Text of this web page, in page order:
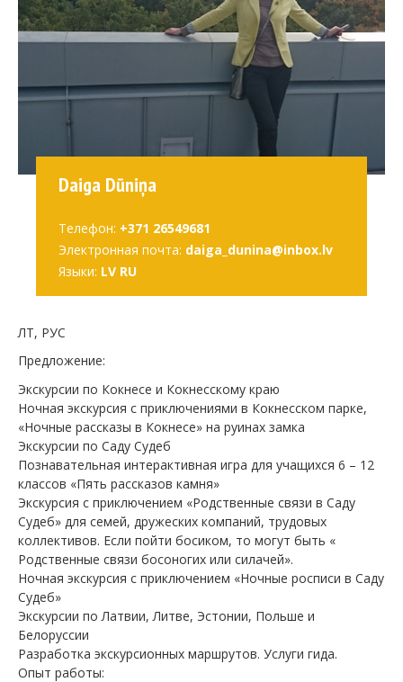
Daiga Dūniņa
Телефон: +371 26549681
Электронная почта: daiga_dunina@inbox.lv
Языки: LV RU
ЛТ, РУС
Предложение:
Экскурсии по Кокнесе и Кокнесскому краю
Ночная экскурсия с приключениями в Кокнесском парке,
«Ночные рассказы в Кокнесе» на руинах замка
Экскурсии по Саду Судеб
Познавательная интерактивная игра для учащихся 6 – 12
классов «Пять рассказов камня»
Экскурсия с приключением «Родственные связи в Саду
Судеб» для семей, дружеских компаний, трудовых
коллективов. Если пойти босиком, то могут быть «
Родственные связи босоногих или силачей».
Ночная экскурсия с приключением «Ночные росписи в Саду
Судеб»
Экскурсии по Латвии, Литве, Эстонии, Польше и
Белоруссии
Разработка экскурсионных маршрутов. Услуги гида.
Опыт работы: